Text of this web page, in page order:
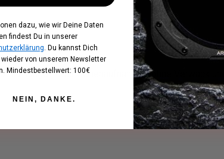
oder Serienaufnahmen ohne Verwacklung.
dazu, wie wir Deine Daten
findest Du in unserer
. Du kannst Dich
von unserem Newsletter
Mindestbestellwert: 100€
NEIN, DANKE.